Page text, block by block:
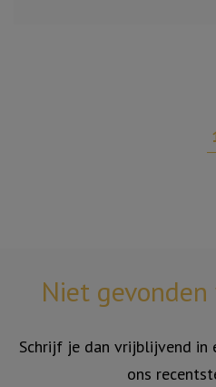
Niet
Schrijf je dan vrijblijvend
ons